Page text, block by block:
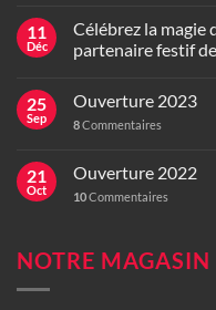
11
Déc
Célébrez la magie
partenaire festif
25
Sep
Ouverture 2023
8Commentaires
21
Oct
Ouverture 2022
10Commentaires
NOTRE MAGASIN